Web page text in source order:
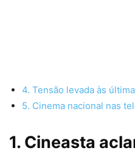
4. Tensão levada às
5. Cinema nacional nas
1. Cineasta